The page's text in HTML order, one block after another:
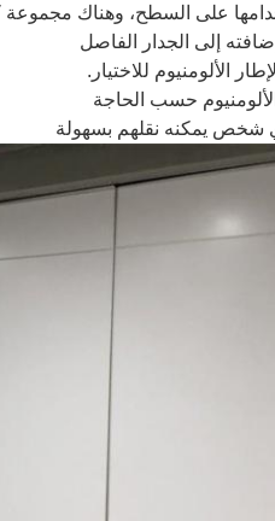
على السطح، وهناك مجموعة
إلى الجدار الفاصل
الألومنيوم للاختيار.
حسب الحاجة
شخص يمكنه نقلهم بسهولة